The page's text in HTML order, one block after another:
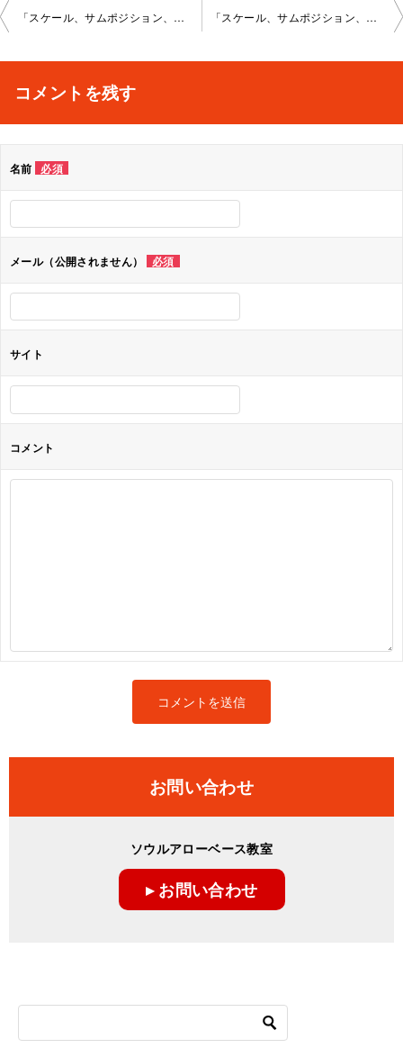
投
ビ
シ
ョ
ン
「スケール、サムポジション、トランスクライブ3」新宿教室2023年-12月16日-no0033-112 2 「スケール、サムポジション、理論1」新宿教室2023年-12月26日-no0033-1122
コメントを残す
名前 必須
メール（公開されません） 必須
サイト
コメント
お問い合わせ
ソウルアローベース教室
▸ お問い合わせ